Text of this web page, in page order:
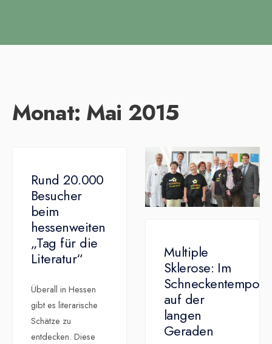
Monat: Mai 2015
Rund 20.000
Besucher
beim
hessenweiten
„Tag für die
Literatur“
Überall in Hessen
gibt es literarische
Schätze zu
entdecken. Diese
Multiple
Sklerose: Im
Schneckentempo
auf der
langen
Geraden